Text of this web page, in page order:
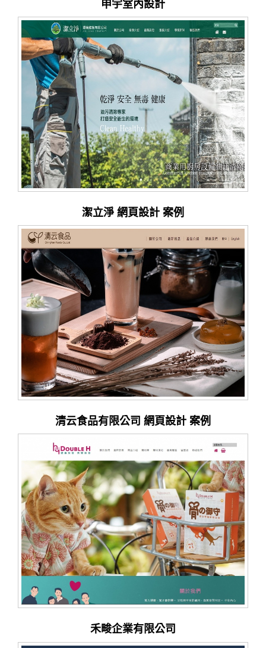
申宇室內設計
潔立淨 網頁設計 案例
清云食品有限公司 網頁設計 案例
禾畯企業有限公司